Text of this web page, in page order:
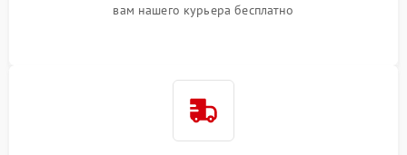
вам нашего курьера бесплатно